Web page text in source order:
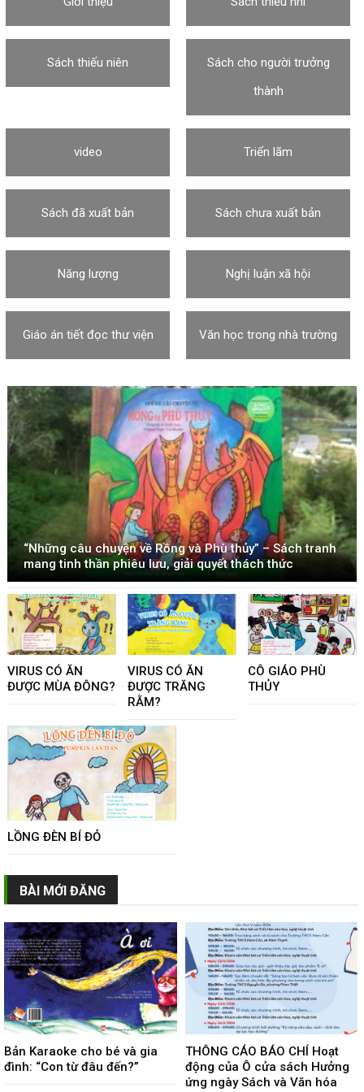
Sách thiếu niên
Sách cho người trưởng
thành
video Triển lãm
Sách đã xuất bản Sách chưa xuất bản
Năng lượng Nghị luận xã hội
Giáo án tiết đọc thư viện Văn học trong nhà trường
“Những câu chuyện về Rồng và Phù thủy” – Sách tranh
mang tinh thần phiêu lưu, giải quyết thách thức
VIRUS CÓ ĂN
ĐƯỢC MÙA ĐÔNG?
VIRUS CÓ ĂN
ĐƯỢC TRĂNG
RẰM?
CÔ GIÁO PHÙ
THỦY
LỒNG ĐÈN BÍ ĐỎ
BÀI MỚI ĐĂNG
Bản Karaoke cho bé và gia
đình: “Con từ đâu đến?”
THÔNG CÁO BÁO CHÍ Hoạt
động của Ô cửa sách Hưởng
ứng ngày Sách và Văn hóa